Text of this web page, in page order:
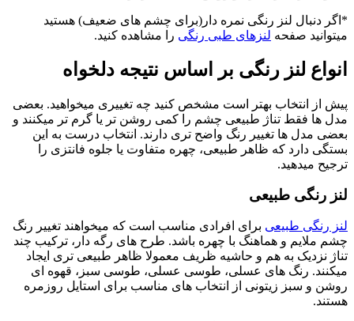
*اگر دنبال لنز رنگی نمره دار(برای چشم های ضعیف) هستید
میتوانید صفحه لنزهای طبی رنگی را مشاهده کنید.
انواع لنز رنگی بر اساس نتیجه دلخواه
پیش از انتخاب بهتر است مشخص کنید چه تغییری میخواهید. بعضی
مدل ها فقط تناژ طبیعی چشم را کمی روشن تر یا گرم تر میکنند و
بعضی مدل ها تغییر رنگ واضح تری دارند. انتخاب درست به این
بستگی دارد که ظاهر طبیعی، چهره متفاوت یا جلوه فانتزی را
ترجیح میدهید.
لنز رنگی طبیعی
لنز رنگی طبیعی برای افرادی مناسب است که میخواهند تغییر رنگ
چشم ملایم و هماهنگ با چهره باشد. طرح های رگه دار، ترکیب چند
تناژ نزدیک به هم و حاشیه ظریف معمولا ظاهر طبیعی تری ایجاد
میکنند. رنگ های عسلی، طوسی عسلی، طوسی سبز، قهوه ای
روشن و سبز زیتونی از انتخاب های مناسب برای استایل روزمره
هستند.